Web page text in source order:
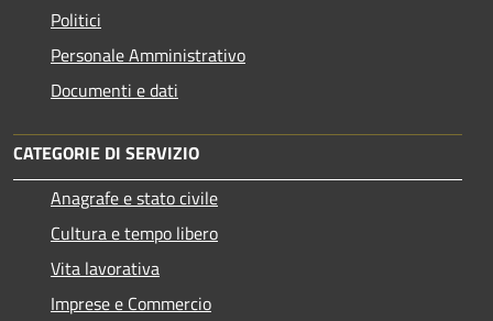
Politici
Personale Amministrativo
Documenti e dati
CATEGORIE DI SERVIZIO
Anagrafe e stato civile
Cultura e tempo libero
Vita lavorativa
Imprese e Commercio